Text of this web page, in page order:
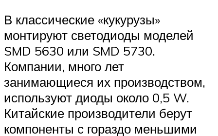
В классические «кукурузы»
монтируют светодиоды моделей
SMD 5630 или SMD 5730.
Компании, много лет
занимающиеся их производством,
используют диоды около 0,5 W.
Китайские производители берут
компоненты с гораздо меньшими